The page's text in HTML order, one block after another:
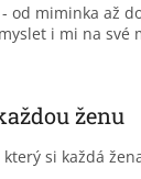
od miminka až
i mi na
ženu
si každá